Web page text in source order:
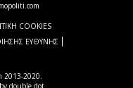
2013-2020.
double dot
COOKIES
ΕΥΘΥΝΗΣ